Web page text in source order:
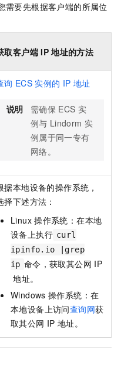
需要先根据客户端的所属位
取客户端 IP 地址的方法
询 ECS 实例的 IP 地址
说明 需确保 ECS 实
例与 Lindorm 实
例属于同一专有
网络。
据本地设备的操作系统，
择下述方法：
Linux 操作系统：在本地
设备上执行 curl
ipinfo.io |grep
ip 命令，获取其公网 IP
地址。
Windows 操作系统：在
本地设备上访问查询网获
取其公网 IP 地址。